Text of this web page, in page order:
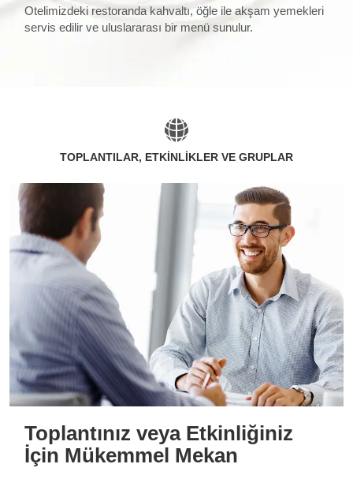
Otelimizdeki restoranda kahvaltı, öğle ile akşam yemekleri
servis edilir ve uluslararası bir menü sunulur.
TOPLANTILAR, ETKİNLİKLER VE GRUPLAR
Toplantınız veya Etkinliğiniz
İçin Mükemmel Mekan